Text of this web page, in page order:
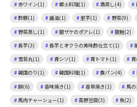
赤ワイン(1)
郷土料理(1) 酒蒸し(4)
酢豚(1)
醤油(1) 里芋(1) 野菜(9)
野菜蒸し(1)
銀ザケのポアレ(1) 銀鮭(2)
長芋(3)
長芋とオクラの美味酢仕立て(1)
雪若丸(1)
青シソ(1) 青トマト(1)
韓国のり(1)
韓国料理(1) 食パン(4)
餅(6)
香味焼き(1) 香草焼き(1) 馬
馬肉チャーシュー(1)
高野豆腐(3) 魚(2)